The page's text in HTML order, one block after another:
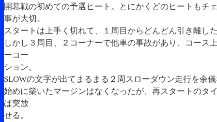
開幕戦の初めての予選ヒート。とにかくどのヒートもチ
事が大切。
スタートは上手く切れて、１周目からどんどん引き離し
しかし３周目、２コーナーで他車の事故があり、コース
ーコー
ション。
SLOWの文字が出てまるまる２周スローダウン走行を余
始めに築いたマージンはなくなったが、再スタートのタ
ば突放
せる。